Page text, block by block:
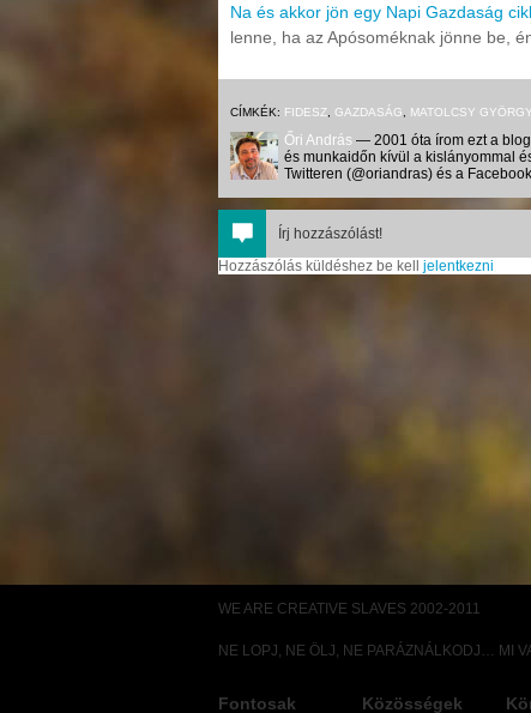
Na és akkor jön egy Napi Gazdaság
lenne, ha az Apósoméknak jönne be,
CÍMKÉK: FIDESZ GAZDASÁG MATOLCSY GYÖRGY
Őri András — 2001 óta írom ezt a
és munkaidőn kívül a kislányommal
Twitteren (@oriandras) és a
Írj hozzászólást!
Hozzászólás küldéshez be kell jelentkezni
WE ARE CREATIVE SLAVES 2002-2011
NE LOPJ, NE ÖLJ, NE PARÁZNÁLKODJ… MI
Fontosak Közösségek